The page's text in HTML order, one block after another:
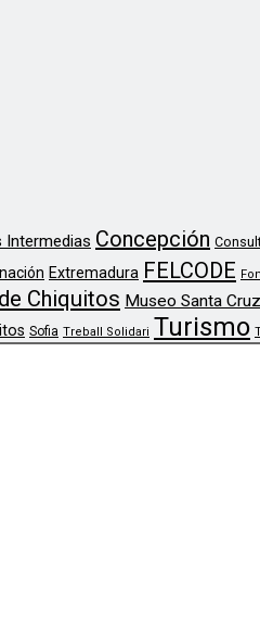
Intermedias Concepción
Extremadura FELCODE
Chiquitos Museo Santa
Sofia Treball Solidari Turismo